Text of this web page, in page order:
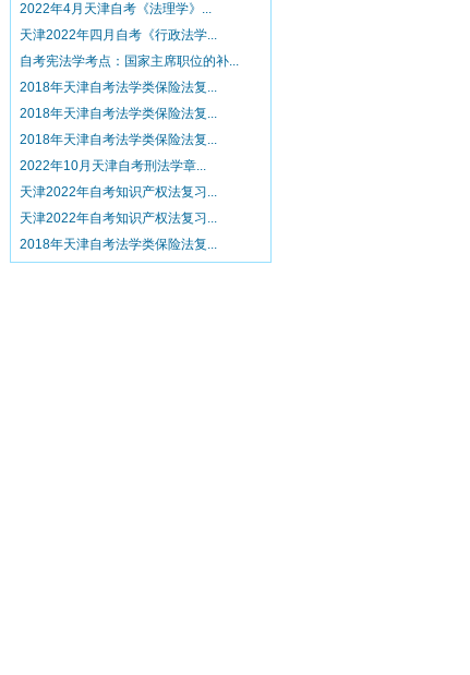
2022年4月天津自考《法理学》...
天津2022年四月自考《行政法学...
自考宪法学考点：国家主席职位的补...
2018年天津自考法学类保险法复...
2018年天津自考法学类保险法复...
2018年天津自考法学类保险法复...
2022年10月天津自考刑法学章...
天津2022年自考知识产权法复习...
天津2022年自考知识产权法复习...
2018年天津自考法学类保险法复...